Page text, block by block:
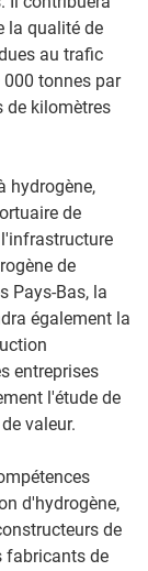
la qualité de
au trafic
tonnes par
de kilomètres
hydrogène,
de
de
Pays-Bas, la
également la
entreprises
l'étude de
valeur.
d'hydrogène,
de
fabricants de